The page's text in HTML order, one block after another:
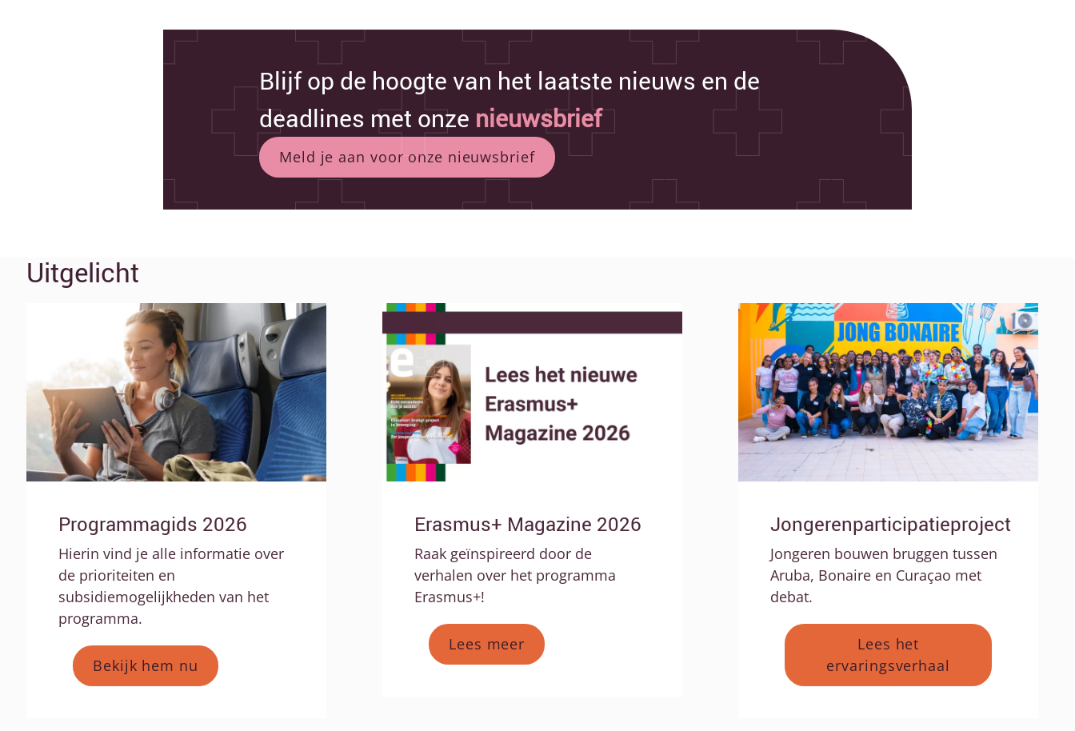
Blijf op de hoogte van het laatste nieuws en de
deadlines met onze nieuwsbrief
Meld je aan voor onze nieuwsbrief
Uitgelicht
Programmagids 2026
Hierin vind je alle informatie over
de prioriteiten en
subsidiemogelijkheden van het
programma.
Bekijk hem nu
Erasmus+ Magazine 2026
Raak geïnspireerd door de
verhalen over het programma
Erasmus+!
Lees meer
Jongerenparticipatieproject
Jongeren bouwen bruggen tussen
Aruba, Bonaire en Curaçao met
debat.
Lees het
ervaringsverhaal